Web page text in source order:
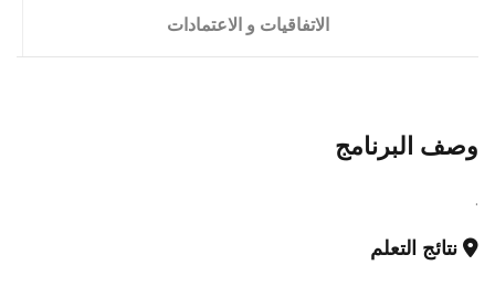
الاتفاقيات و الاعتمادات
وصف البرنامج
.
نتائج التعلم